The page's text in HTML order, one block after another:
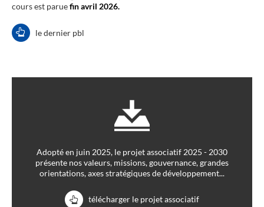
cours est paruefin avril 2026.
le dernier pbl
Adopté en juin 2025, le projet associatif 2025 - 2030
présente nos valeurs, missions, gouvernance, grandes
orientations, axes stratégiques de développement...
télécharger le projet associatif